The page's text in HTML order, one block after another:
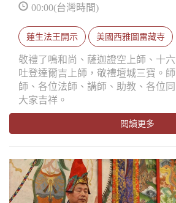
00:00(台灣時間)
蓮生法王開示 美國西雅圖雷藏寺
敬禮了鳴和尚、薩迦證空上師、十
吐登達爾吉上師，敬禮壇城三寶。
師、各位法師、講師、助教、各位
大家吉祥。
閱讀更多